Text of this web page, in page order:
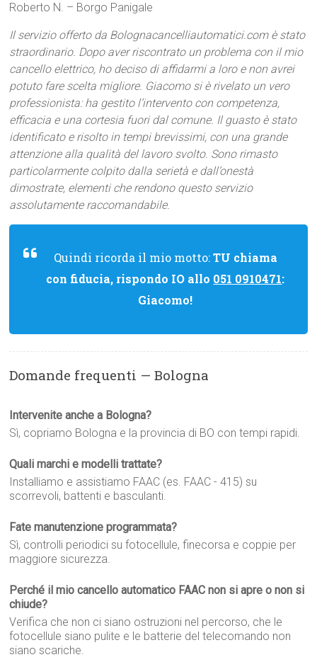
Roberto N. – Borgo Panigale
Il servizio offerto da Bolognacancelliautomatici.com è stato
straordinario. Dopo aver riscontrato un problema con il mio
cancello elettrico, ho deciso di affidarmi a loro e non avrei
potuto fare scelta migliore. Giacomo si è rivelato un vero
professionista: ha gestito l’intervento con competenza,
efficacia e una cortesia fuori dal comune. Il guasto è stato
identificato e risolto in tempi brevissimi, con una grande
attenzione alla qualità del lavoro svolto. Sono rimasto
particolarmente colpito dalla serietà e dall’onestà
dimostrate, elementi che rendono questo servizio
assolutamente raccomandabile.
Quindi ricorda il mio motto:TU chiama
con fiducia, rispondo IO allo 051 0910471:
Giacomo!
Domande frequenti — Bologna
Intervenite anche a Bologna?
Sì, copriamo Bologna e la provincia di BO con tempi rapidi.
Quali marchi e modelli trattate?
Installiamo e assistiamo FAAC (es. FAAC - 415) su
scorrevoli, battenti e basculanti.
Fate manutenzione programmata?
Sì, controlli periodici su fotocellule, finecorsa e coppie per
maggiore sicurezza.
Perché il mio cancello automatico FAAC non si apre o non si
chiude?
Verifica che non ci siano ostruzioni nel percorso, che le
fotocellule siano pulite e le batterie del telecomando non
siano scariche.